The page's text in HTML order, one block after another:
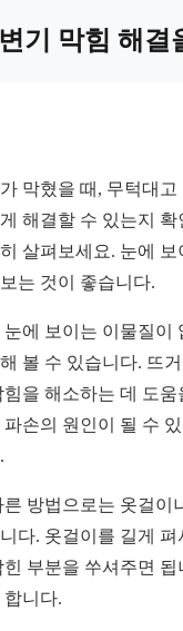
기 막힘 해결
막혔을 때, 무턱대
해결할 수 있는지
살펴보세요. 눈에
는 것이 좋습니다.
눈에 보이는 이물질이
볼 수 있습니다. 뜨
힘을 해소하는 데 도
파손의 원인이 될 수
른 방법으로는 옷걸이
다. 옷걸이를 길게
힌 부분을 쑤셔주면
합니다.